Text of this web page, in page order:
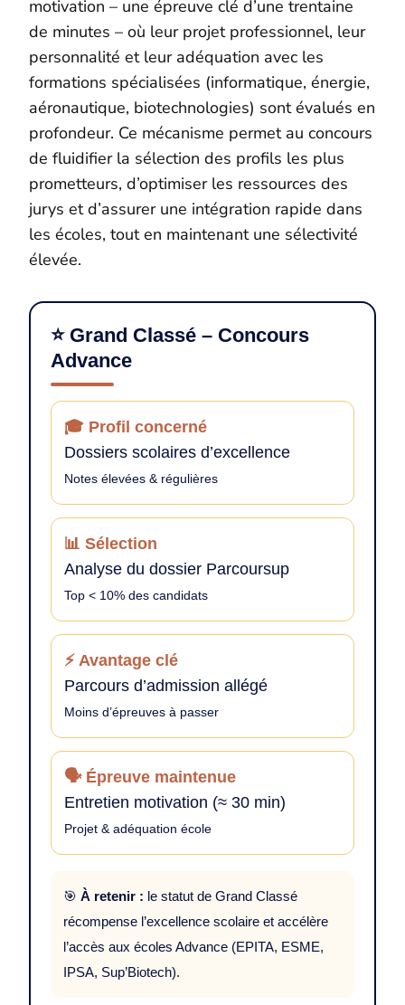
motivation – une épreuve clé d’une trentaine
de minutes – où leur projet professionnel, leur
personnalité et leur adéquation avec les
formations spécialisées (informatique, énergie,
aéronautique, biotechnologies) sont évalués en
profondeur. Ce mécanisme permet au concours
de fluidifier la sélection des profils les plus
prometteurs, d’optimiser les ressources des
jurys et d’assurer une intégration rapide dans
les écoles, tout en maintenant une sélectivité
élevée.
⭐ Grand Classé – Concours
Advance
🎓 Profil concerné
Dossiers scolaires d’excellence
Notes élevées & régulières
📊 Sélection
Analyse du dossier Parcoursup
Top < 10% des candidats
⚡ Avantage clé
Parcours d’admission allégé
Moins d’épreuves à passer
🗣️ Épreuve maintenue
Entretien motivation (≈ 30 min)
Projet & adéquation école
🎯À retenir : le statut de Grand Classé
récompense l’excellence scolaire et accélère
l’accès aux écoles Advance (EPITA, ESME,
IPSA, Sup’Biotech).